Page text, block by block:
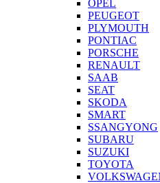
OPEL
PEUGEOT
PLYMOUTH
PONTIAC
PORSCHE
RENAULT
SAAB
SEAT
SKODA
SMART
SSANGYONG
SUBARU
SUZUKI
TOYOTA